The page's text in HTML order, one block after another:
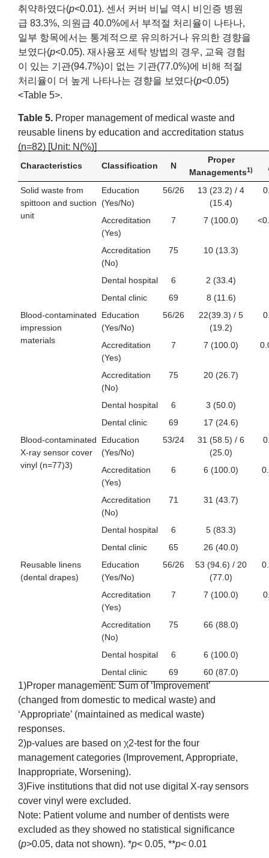
취약하였다(p<0.01). 센서 커버 비닐 역시 비인증 병원
급 83.3%, 의원급 40.0%에서 부적절 처리율이 나타나,
일부 항목에서는 통계적으로 유의하거나 유의한 경향을
보였다(p<0.05). 재사용포 세탁 방법의 경우, 교육 경험
이 있는 기관(94.7%)이 없는 기관(77.0%)에 비해 적절
처리율이 더 높게 나타나는 경향을 보였다(p<0.05)
<Table 5>.
Table 5. Proper management of medical waste and
reusable linens by education and accreditation status
(n=82) [Unit: N(%)]
Characteristics Classification N
Proper
Managements1)
Solid waste from
spittoon and suction
unit
Education
(Yes/No)
56/26
13 (23.2) / 4
(15.4)
Accreditation
(Yes)
7 7 (100.0)
Accreditation
(No)
75 10 (13.3)
Dental hospital 6
2 (33.4)
Dental clinic
69
8 (11.6)
Blood‑contaminated
impression
materials
Education
(Yes/No)
56/26
22(39.3) / 5
(19.2)
Accreditation
(Yes)
7 7 (100.0)
Accreditation
(No)
75 20 (26.7)
Dental hospital 6
3 (50.0)
Dental clinic
69
17 (24.6)
Blood‑contaminated
X‑ray sensor cover
vinyl (n=77)3)
Education
(Yes/No)
53/24
31 (58.5) / 6
(25.0)
Accreditation
(Yes)
6 6 (100.0)
Accreditation
(No)
71 31 (43.7)
Dental hospital 6
5 (83.3)
Dental clinic
65
26 (40.0)
Reusable linens
(dental drapes)
Education
(Yes/No)
56/26
53 (94.6) / 20
(77.0)
Accreditation
(Yes)
7 7 (100.0)
Accreditation
(No)
75 66 (88.0)
Dental hospital 6
6 (100.0)
Dental clinic
69 60 (87.0)
1)Proper management: Sum of ‘Improvement’
(changed from domestic to medical waste) and
‘Appropriate’ (maintained as medical waste)
responses.
2)p-values are based on χ2-test for the four
management categories (Improvement, Appropriate,
Inappropriate, Worsening).
3)Five institutions that did not use digital X‑ray sensors
cover vinyl were excluded.
Note: Patient volume and number of dentists were
excluded as they showed no statistical significance
(p>0.05, data not shown). *p< 0.05, **p< 0.01